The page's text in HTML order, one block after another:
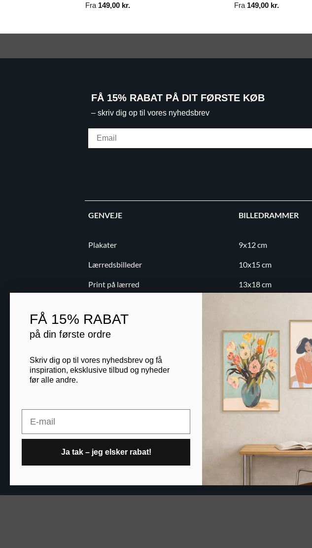
Fra 149,00 kr.
Fra 149,00 kr.
FÅ 15% RABAT PÅ DIT FØRSTE KØB
– skriv dig op til vores nyhedsbrev
GENVEJE
Plakater
Lærredsbilleder
Print på lærred
Kontakt
B2B
BILLEDRAMMER
9x12 cm
10x15 cm
13x18 cm
20x30 cm
30x30 cm
Printogrammer.dk · Navervej 21 · 8382 Hinnerup ·
©
FÅ 15% RABAT
på din første ordre
Skriv dig op til vores nyhedsbrev og få
inspiration, eksklusive tilbud og nyheder
før alle andre.
Ja tak – jeg elsker rabat!